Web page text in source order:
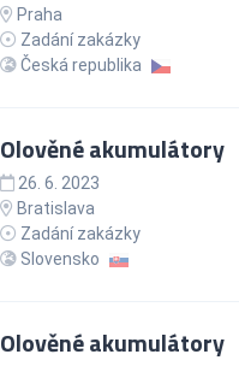
Praha
Zadání zakázky
Česká republika
Olověné akumulátory
26. 6. 2023
Bratislava
Zadání zakázky
Slovensko
Olověné akumulátory